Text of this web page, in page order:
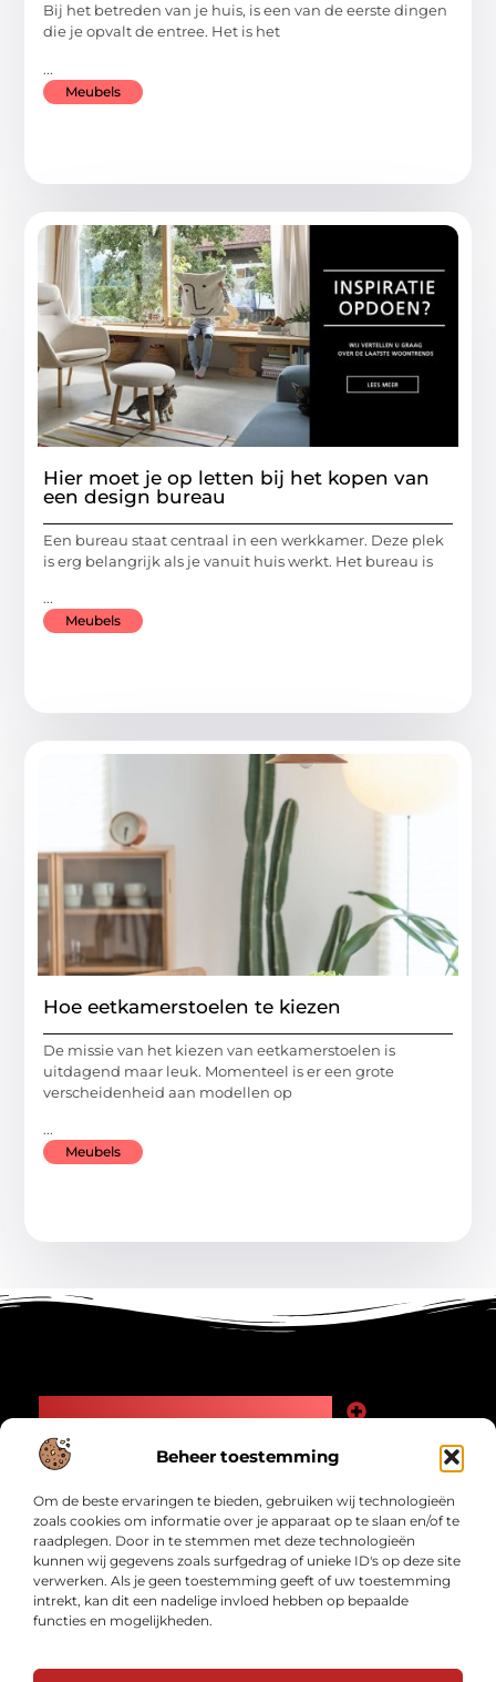
Beheer toestemming
Om de beste ervaringen te bieden, gebruiken wij technologieën
zoals cookies om informatie over je apparaat op te slaan en/of te
raadplegen. Door in te stemmen met deze technologieën
kunnen wij gegevens zoals surfgedrag of unieke ID's op deze site
verwerken. Als je geen toestemming geeft of uw toestemming
intrekt, kan dit een nadelige invloed hebben op bepaalde
functies en mogelijkheden.
Bij het betreden van je huis, is een van de eerste dingen
die je opvalt de entree. Het is het
...
Meubels
Hier moet je op letten bij het kopen van
een design bureau
Een bureau staat centraal in een werkkamer. Deze plek
is erg belangrijk als je vanuit huis werkt. Het bureau is
...
Meubels
Hoe eetkamerstoelen te kiezen
De missie van het kiezen van eetkamerstoelen is
uitdagend maar leuk. Momenteel is er een grote
verscheidenheid aan modellen op
...
Meubels
Bericht categorie
Ontdek blogs en artikelen over alles wat het dagelijks leven interessant